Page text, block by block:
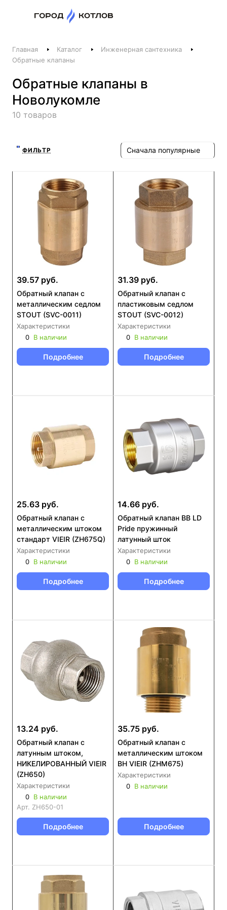
Телефоны
+375 44 511-06-41
+375 29 237-06-41
Котлы и отопление
+375 44 521-06-41
Заказать звонок
Главная Каталог
Инженерная сантехника
Обратные клапаны
Обратные клапаны в
Новолукомле
10 товаров
ФИЛЬТР Сначала популярные
39.57 руб.
Обратный клапан с
металлическим седлом
STOUT (SVC-0011)
Характеристики
0 В наличии
Подробнее
31.39 руб.
Обратный клапан с
пластиковым седлом
STOUT (SVC-0012)
Характеристики
0 В наличии
Подробнее
25.63 руб.
Обратный клапан с
металлическим штоком
стандарт VIEIR (ZH675Q)
Характеристики
0 В наличии
Подробнее
14.66 руб.
Обратный клапан ВВ LD
Pride пружинный
латунный шток
Характеристики
0 В наличии
Подробнее
13.24 руб.
Обратный клапан с
латунным штоком,
НИКЕЛИРОВАННЫЙ VIEIR
(ZH650)
Характеристики
0 В наличии
Арт. ZH650-01
Подробнее
35.75 руб.
Обратный клапан с
металлическим штоком
ВН VIEIR (ZHM675)
Характеристики
0 В наличии
Подробнее